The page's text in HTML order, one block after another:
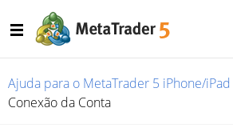
Ajuda para o MetaTrader 5 iPhone/iPad
Conexão da Conta